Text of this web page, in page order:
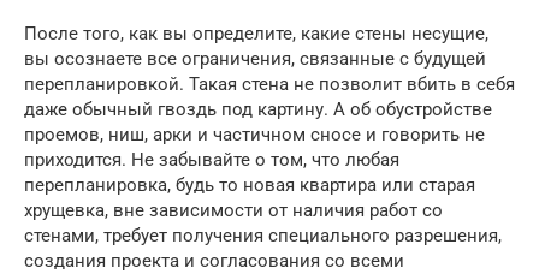
После того, как вы определите, какие стены несущие,
вы осознаете все ограничения, связанные с будущей
перепланировкой. Такая стена не позволит вбить в себя
даже обычный гвоздь под картину. А об обустройстве
проемов, ниш, арки и частичном сносе и говорить не
приходится. Не забывайте о том, что любая
перепланировка, будь то новая квартира или старая
хрущевка, вне зависимости от наличия работ со
стенами, требует получения специального разрешения,
создания проекта и согласования со всеми